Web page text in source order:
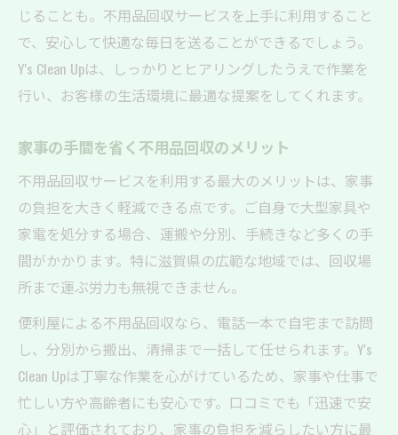
じることも。不用品回収サービスを上手に利用すること
で、安心して快適な毎日を送ることができるでしょう。
Y's Clean Upは、しっかりとヒアリングしたうえで作業を
行い、お客様の生活環境に最適な提案をしてくれます。
家事の手間を省く不用品回収のメリット
不用品回収サービスを利用する最大のメリットは、家事
の負担を大きく軽減できる点です。ご自身で大型家具や
家電を処分する場合、運搬や分別、手続きなど多くの手
間がかかります。特に滋賀県の広範な地域では、回収場
所まで運ぶ労力も無視できません。
便利屋による不用品回収なら、電話一本で自宅まで訪問
し、分別から搬出、清掃まで一括して任せられます。Y's
Clean Upは丁寧な作業を心がけているため、家事や仕事で
忙しい方や高齢者にも安心です。口コミでも「迅速で安
心」と評価されており、家事の負担を減らしたい方に最